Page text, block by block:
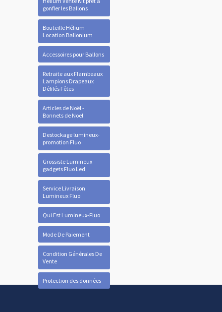
gonfler les Ballons
Bouteille Hélium
Location Ballonium
Accessoires pour Ballons
Retraite aux Flambeaux
Lampions Drapeaux
Défilés Fêtes
Articles de Noël -
Bonnets de Noel
Destockage lumineux-
promotion Fluo
Grossiste Lumineux
gadgets Fluo Led
Service Livraison
Lumineux Fluo
Qui Est Lumineux-Fluo
Mode De Paiement
Condition Générales De
Vente
Protection des données